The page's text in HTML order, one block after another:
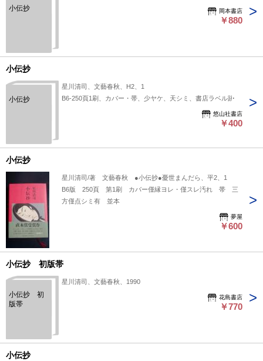
小伝抄 岡本書店
￥880
小伝抄
小伝抄
星川清司、文藝春秋、H2、1
B6-250頁1刷、カバー・帯、少ヤケ、天シミ、書店ラベル跡
悠山社書店
￥400
小伝抄
星川清司/著 文藝春秋 ●小伝抄●憂世まんだら、平2、1
B6版 250頁 第1刷 カバー僅縁ヨレ・僅スレ汚れ 帯 三
方僅点シミ有 並本
夢屋
￥600
小伝抄 初版帯
小伝抄 初
版帯
星川清司、文藝春秋、1990
花島書店
￥770
小伝抄